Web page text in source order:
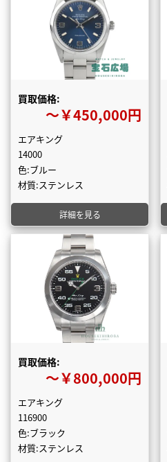
買取価格:
〜￥450,000円
エアキング
14000
色:ブルー
材質:ステンレス
詳細を見る
買取価格:
〜￥800,000円
エアキング
116900
色:ブラック
材質:ステンレス